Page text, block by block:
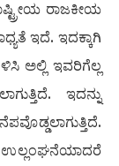
ರಾಜಕೀಯ
ಇದೆ. ಇದಕ್ಕಾಗಿ
ಅಲ್ಲಿ ಇವರಿಗೆಲ್ಲ
ಇದನ್ನು